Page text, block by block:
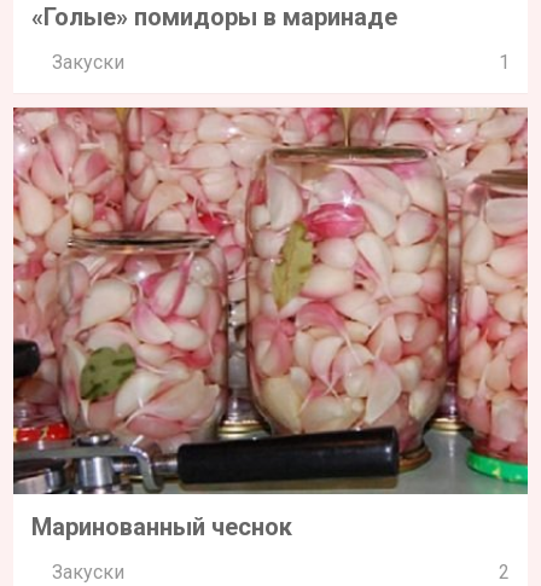
«Голые» помидоры в маринаде
Закуски 1
Маринованный чеснок
Закуски 2